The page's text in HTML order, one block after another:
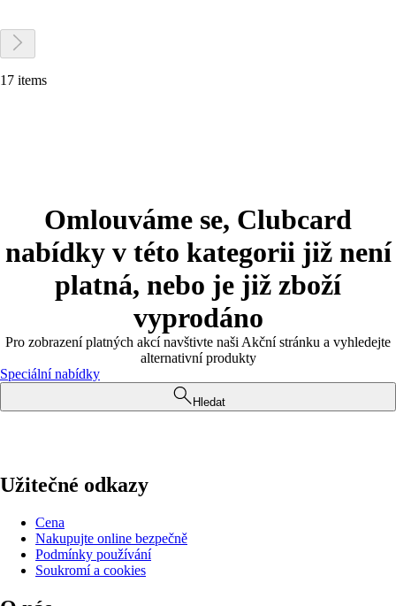
17 items
Omlouváme se, Clubcard
nabídky v této kategorii již není
platná, nebo je již zboží
vyprodáno
Pro zobrazení platných akcí navštivte naši Akční stránku a vyhledejte
alternativní produkty
Speciální nabídky
Hledat
Užitečné odkazy
Cena
Nakupujte online bezpečně
Podmínky používání
Soukromí a cookies